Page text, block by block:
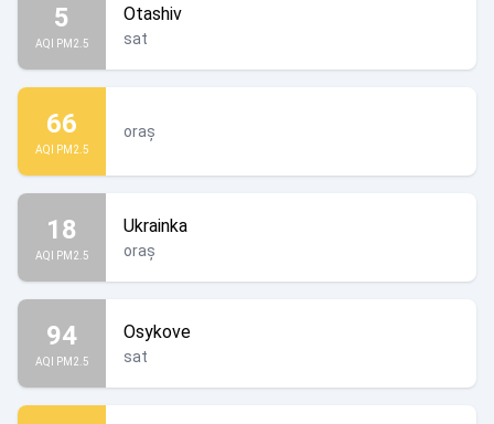
5
AQI PM2.5
Otashiv
sat
66
AQI PM2.5
oraș
18
AQI PM2.5
Ukrainka
oraș
94
AQI PM2.5
Osykove
sat